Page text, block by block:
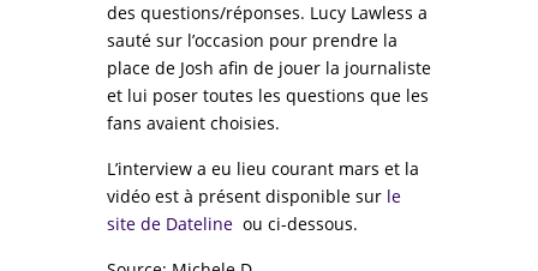
des questions/réponses. Lucy Lawless a
sauté sur l’occasion pour prendre la
place de Josh afin de jouer la journaliste
et lui poser toutes les questions que les
fans avaient choisies.
L’interview a eu lieu courant mars et la
vidéo est à présent disponible sur le
site de Dateline ou ci-dessous.